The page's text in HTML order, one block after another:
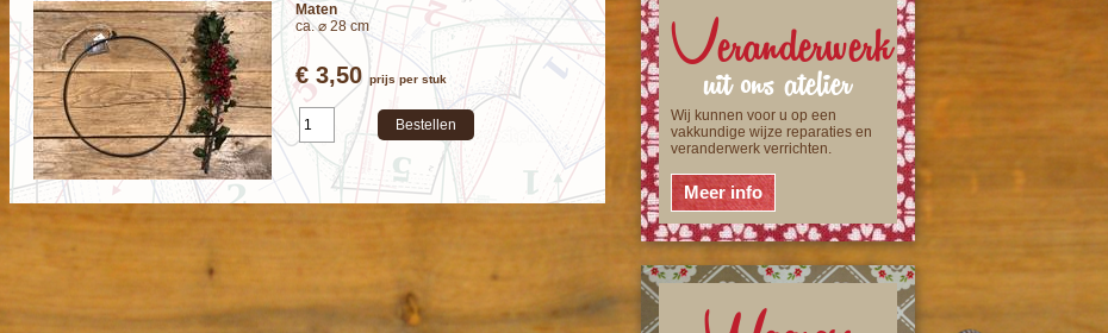
Maten
ca. ⌀ 28 cm
€ 3,50 prijs per stuk
Bestellen
Veranderwerk
uit ons atelier
Wij kunnen voor u op een
vakkundige wijze reparaties en
veranderwerk verrichten.
Meer info